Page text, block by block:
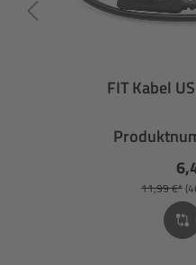
FIT Kabel
11,99 €*